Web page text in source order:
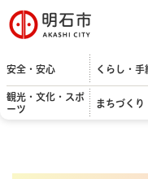
明石市
安全・安心 くらし・手
観光・文化・スポ
ーツ
まちづくり